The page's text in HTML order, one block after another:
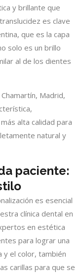
y brillante que
es clave
que es la capa
solo es un brillo
al de los dientes
Madrid,
alta calidad para
natural y
paciente:
es esencial
clínica dental en
en estética
para lograr una
y el color, también
carillas para que se